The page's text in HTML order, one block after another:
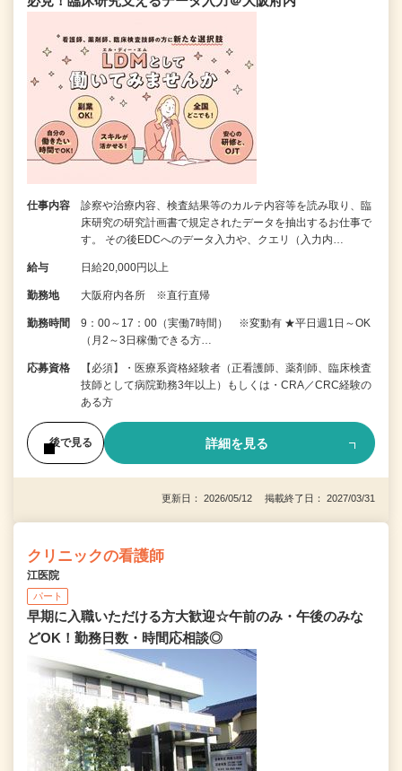
仕事内容
診察や治療内容、検査結果等のカルテ内容等を読み取り、臨
床研究の研究計画書で規定されたデータを抽出するお仕事で
す。 その後EDCへのデータ入力や、クエリ（入力内…
給与 日給20,000円以上
勤務地 大阪府内各所 ※直行直帰
勤務時間
9：00～17：00（実働7時間） ※変動有 ★平日週1日～OK
（月2～3日稼働できる方…
応募資格
【必須】・医療系資格経験者（正看護師、薬剤師、臨床検査
技師として病院勤務3年以上）もしくは・CRA／CRC経験の
ある方
後で見る 詳細を見る
更新日： 2026/05/12 掲載終了日： 2027/03/31
クリニックの看護師
江医院
パート
早期に入職いただける方大歓迎☆午前のみ・午後のみな
どOK！勤務日数・時間応相談◎